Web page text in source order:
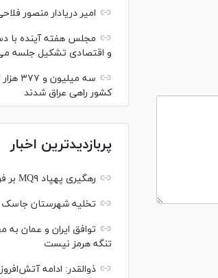
امیر دریادار منصور
مجلس هفته آینده با
و اقتصادی تشکیل جلسه
سه
کشور راهی عراق شدند
پربازدیدترین اخبار
رهگیری پهپاد MQ۹ بر فراز تنگه هرمز
تخلیه شهرستان
توافق ایران و عمان به
تنگه هرمز نیست
ذوالقدر: ادامه